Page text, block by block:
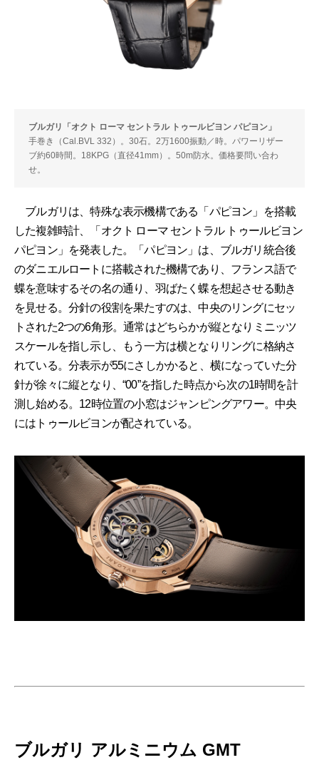
ブルガリ「オクト ローマ セントラル トゥールビヨン パピヨン」
手巻き（Cal.BVL 332）。30石。2万1600振動／時。パワーリザー
ブ約60時間。18KPG（直径41mm）。50m防水。価格要問い合わ
せ。
ブルガリは、特殊な表示機構である「パピヨン」を搭載
した複雑時計、「オクト ローマ セントラル トゥールビヨン
パピヨン」を発表した。「パピヨン」は、ブルガリ統合後
のダニエルロートに搭載された機構であり、フランス語で
蝶を意味するその名の通り、羽ばたく蝶を想起させる動き
を見せる。分針の役割を果たすのは、中央のリングにセッ
トされた2つの6角形。通常はどちらかが縦となりミニッツ
スケールを指し示し、もう一方は横となりリングに格納さ
れている。分表示が55にさしかかると、横になっていた分
針が徐々に縦となり、“00”を指した時点から次の1時間を計
測し始める。12時位置の小窓はジャンピングアワー。中央
にはトゥールビヨンが配されている。
ブルガリ アルミニウム GMT